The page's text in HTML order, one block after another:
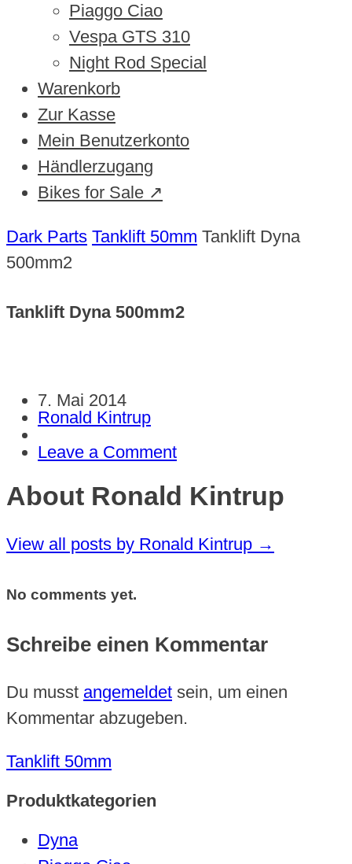
Piaggo Ciao
Vespa GTS 310
Night Rod Special
Warenkorb
Zur Kasse
Mein Benutzerkonto
Händlerzugang
Bikes for Sale ↗
Dark Parts Tanklift 50mm Tanklift Dyna
500mm2
Tanklift Dyna 500mm2
7. Mai 2014
Ronald Kintrup
Leave a Comment
About Ronald Kintrup
View all posts by Ronald Kintrup →
No comments yet.
Schreibe einen Kommentar
Du musst angemeldet sein, um einen
Kommentar abzugeben.
Tanklift 50mm
Produktkategorien
Dyna